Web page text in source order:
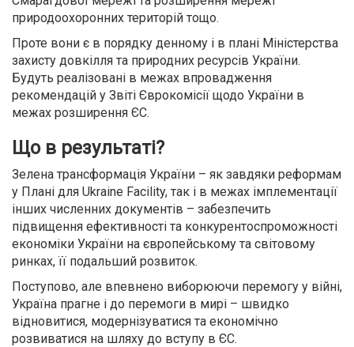
природоохоронних територій тощо.
Проте вони є в порядку денному і в плані Міністерства
захисту довкілля та природних ресурсів України.
Будуть реалізовані в межах впровадження
рекомендацій у Звіті Єврокомісії щодо України в
межах розширення ЄС.
Що в результаті?
Зелена трансформація України – як завдяки реформам
у Плані для Ukraine Facility, так і в межах імплементації
інших численних документів – забезпечить
підвищення ефективності та конкурентоспроможності
економіки України на європейському та світовому
ринках, її подальший розвиток.
Поступово, але впевнено виборюючи перемогу у війні,
Україна прагне і до перемоги в мирі – швидко
відновитися, модернізуватися та економічно
розвиватися на шляху до вступу в ЄС.